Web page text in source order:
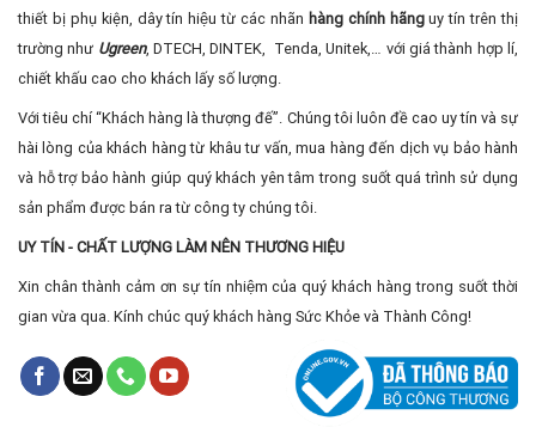
thiết bị phụ kiện, dây tín hiệu từ các nhãn hàng chính hãnguy tín trên thị
trường như Ugreen, DTECH, DINTEK, Tenda, Unitek,… với giá thành hợp lí,
chiết khấu cao cho khách lấy số lượng.
Với tiêu chí “Khách hàng là thượng đế”. Chúng tôi luôn đề cao uy tín và sự
hài lòng của khách hàng từ khâu tư vấn, mua hàng đến dịch vụ bảo hành
và hỗ trợ bảo hành giúp quý khách yên tâm trong suốt quá trình sử dụng
sản phẩm được bán ra từ công ty chúng tôi.
UY TÍN - CHẤT LƯỢNG LÀM NÊN THƯƠNG HIỆU
Xin chân thành cảm ơn sự tín nhiệm của quý khách hàng trong suốt thời
gian vừa qua. Kính chúc quý khách hàng Sức Khỏe và Thành Công!